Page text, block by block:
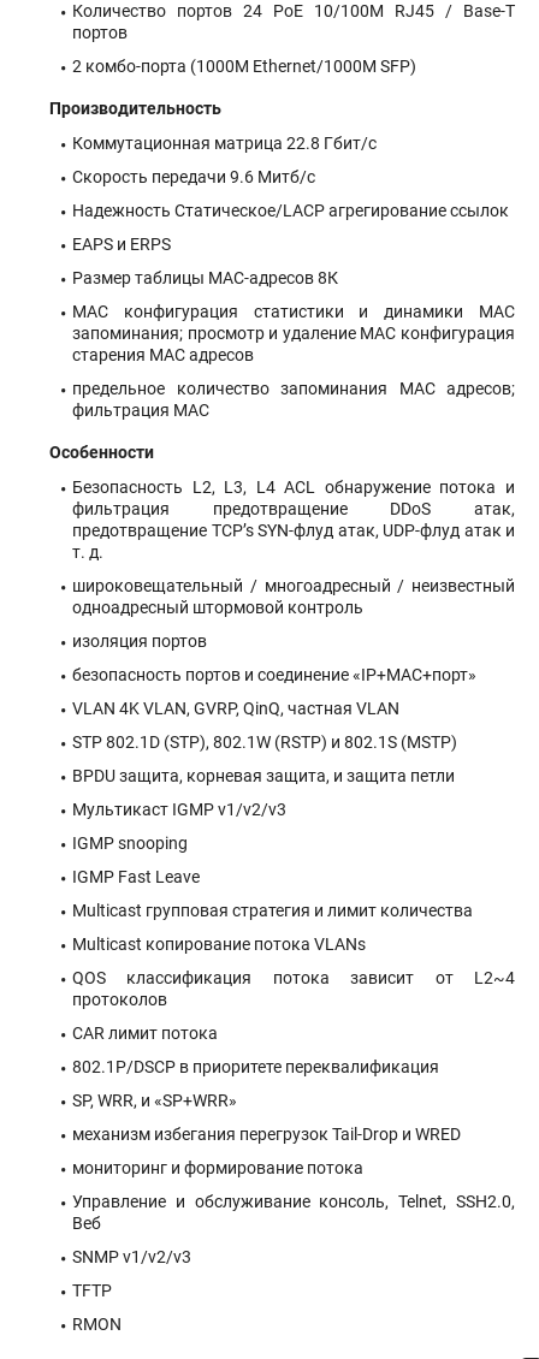
Количество портов 24 PoE 10/100M RJ45 / Base-T
портов
2 комбо-порта (1000М Ethernet/1000M SFP)
Производительность
Коммутационная матрица 22.8 Гбит/с
Скорость передачи 9.6 Митб/с
Надежность Статическое/LACP агрегирование ссылок
EAPS и ERPS
Размер таблицы MAC-адресов 8К
MAC конфигурация статистики и динамики MAC
запоминания; просмотр и удаление MAC конфигурация
старения MAC адресов
предельное количество запоминания MAC адресов;
фильтрация MAС
Особенности
Безопасность L2, L3, L4 ACL обнаружение потока и
фильтрация предотвращение DDoS атак,
предотвращение TCP’s SYN-флуд атак, UDP-флуд атак и
т. д.
широковещательный / многоадресный / неизвестный
одноадресный штормовой контроль
изоляция портов
безопасность портов и соединение «IP+MAC+порт»
VLAN 4K VLAN, GVRP, QinQ, частная VLAN
STP 802.1D (STP), 802.1W (RSTP) и 802.1S (MSTP)
BPDU защита, корневая защита, и защита петли
Мультикаст IGMP v1/v2/v3
IGMP snooping
IGMP Fast Leave
Multicast групповая стратегия и лимит количества
Multicast копирование потока VLANs
QOS классификация потока зависит от L2~4
протоколов
CAR лимит потока
802.1P/DSCP в приоритете переквалификация
SP, WRR, и «SP+WRR»
механизм избегания перегрузок Tail-Drop и WRED
мониторинг и формирование потока
Управление и обслуживание консоль, Telnet, SSH2.0,
Веб
SNMP v1/v2/v3
TFTP
RMON